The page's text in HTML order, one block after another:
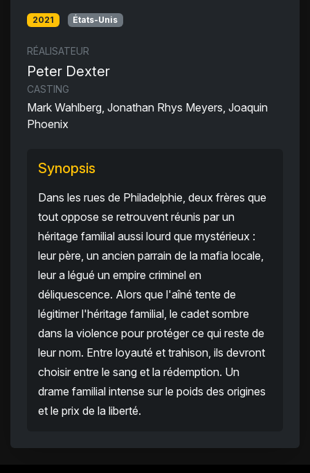
2021 États-Unis
RÉALISATEUR
Peter Dexter
CASTING
Mark Wahlberg, Jonathan Rhys Meyers, Joaquin
Phoenix
Synopsis
Dans les rues de Philadelphie, deux frères que
tout oppose se retrouvent réunis par un
héritage familial aussi lourd que mystérieux :
leur père, un ancien parrain de la mafia locale,
leur a légué un empire criminel en
déliquescence. Alors que l'aîné tente de
légitimer l'héritage familial, le cadet sombre
dans la violence pour protéger ce qui reste de
leur nom. Entre loyauté et trahison, ils devront
choisir entre le sang et la rédemption. Un
drame familial intense sur le poids des origines
et le prix de la liberté.